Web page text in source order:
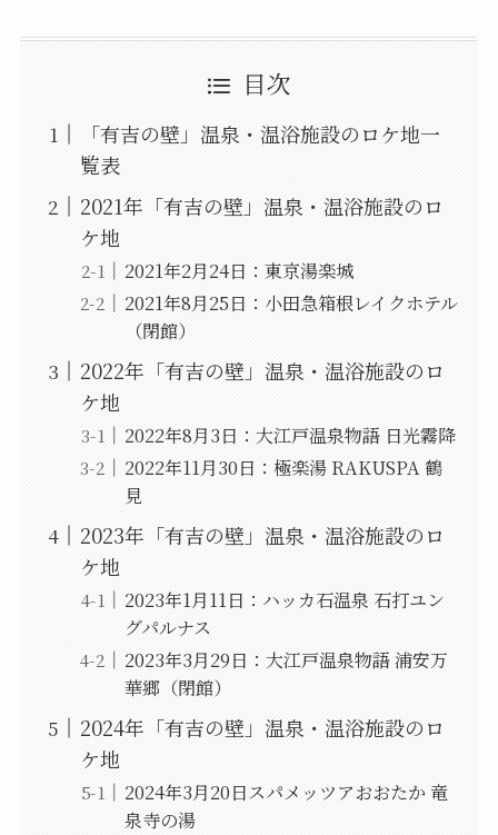
目次
「有吉の壁」温泉・温浴施設のロケ地一
覧表
2021年「有吉の壁」温泉・温浴施設のロ
ケ地
2021年2月24日：東京湯楽城
2021年8月25日：小田急箱根レイクホテル
（閉館）
2022年「有吉の壁」温泉・温浴施設のロ
ケ地
2022年8月3日：大江戸温泉物語 日光霧降
2022年11月30日：極楽湯 RAKUSPA 鶴
見
2023年「有吉の壁」温泉・温浴施設のロ
ケ地
2023年1月11日：ハッカ石温泉 石打ユン
グパルナス
2023年3月29日：大江戸温泉物語 浦安万
華郷（閉館）
2024年「有吉の壁」温泉・温浴施設のロ
ケ地
2024年3月20日スパメッツアおおたか 竜
泉寺の湯